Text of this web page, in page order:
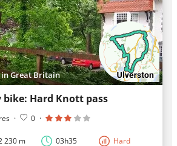
in Great Britain
Hard Knott pass
· 0 ·
230 m 03h35 Hard